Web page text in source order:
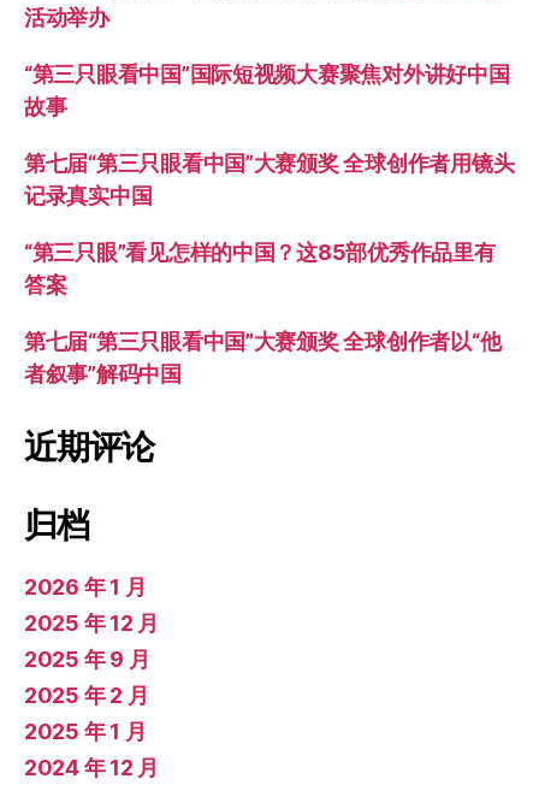
活动举办
“第三只眼看中国”国际短视频大赛聚焦对外讲好中国
故事
第七届“第三只眼看中国”大赛颁奖 全球创作者用镜头
记录真实中国
“第三只眼”看见怎样的中国？这85部优秀作品里有
答案
第七届“第三只眼看中国”大赛颁奖 全球创作者以“他
者叙事”解码中国
近期评论
归档
2026 年 1 月
2025 年 12 月
2025 年 9 月
2025 年 2 月
2025 年 1 月
2024 年 12 月